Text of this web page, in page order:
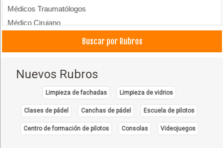
Médicos Traumatólogos
Médico Cirujano
Médicos Cirujanos Plásticos, Estéticos y Reparadores
Buscar por Rubros
Nuevos Rubros
Limpieza de fachadas Limpieza de vidrios
Clases de pádel Canchas de pádel Escuela de pilotos
Centro de formación de pilotos Consolas Videojuegos